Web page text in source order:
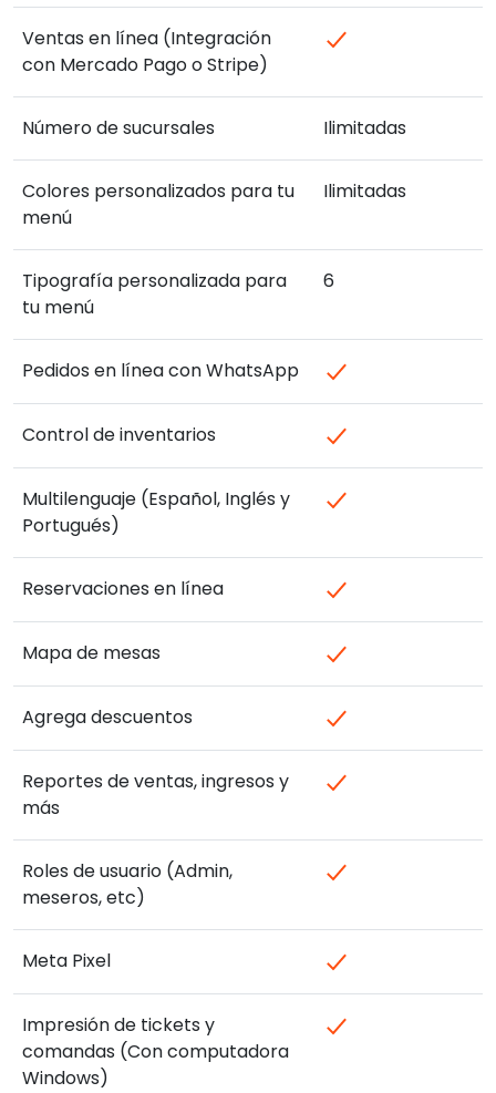
Ventas en línea (Integración
con Mercado Pago o Stripe)
Número de sucursales Ilimitadas
Colores personalizados para tu
menú
Ilimitadas
Tipografía personalizada para
tu menú
6
Pedidos en línea con WhatsApp
Control de inventarios
Multilenguaje (Español, Inglés y
Portugués)
Reservaciones en línea
Mapa de mesas
Agrega descuentos
Reportes de ventas, ingresos y
más
Roles de usuario (Admin,
meseros, etc)
Meta Pixel
Impresión de tickets y
comandas (Con computadora
Windows)